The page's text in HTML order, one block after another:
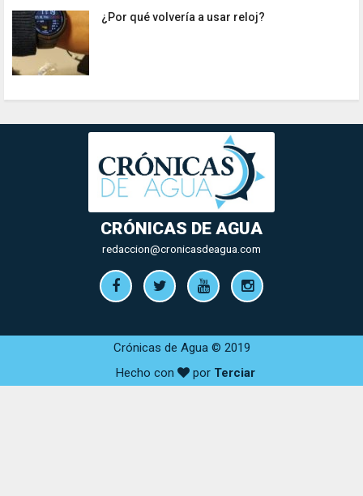
¿Por qué volvería a usar reloj?
CRÓNICAS DE AGUA
redaccion@cronicasdeagua.com
Crónicas de Agua © 2019
Hecho con
por Terciar